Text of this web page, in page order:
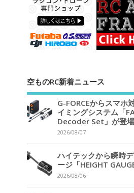
空ものRC新着ニュース
G-FORCEからスマホ
イミングシステム「
Decoder Set」が登場
2026/08/07
ハイテックから瞬時
ージ「HEIGHT
2026/08/06